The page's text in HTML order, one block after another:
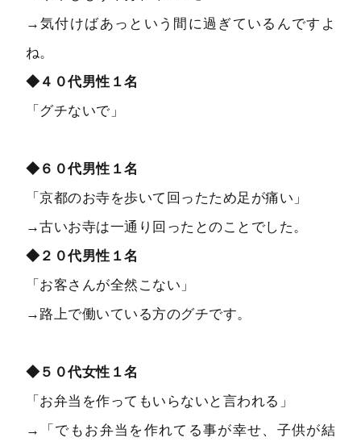
→気付けばあっという間に過ぎているんですよ
ね。
◆４０代男性１名
「グチないで」
◆６０代男性１名
「京都のお寺を歩いて回ったため足が痛い」
→古いお寺は一通り回ったとのことでした。
◆２０代男性１名
「お客さんが全然こない」
→路上で働いている方のグチです。
◆５０代女性１名
「お弁当を作ってもいらないと言われる」
→「でもお弁当を作れてる事が幸せ、子供が結